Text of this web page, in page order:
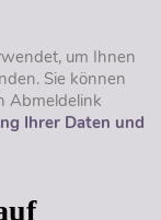
um Ihnen
Sie können
Abmeldelink
Ihrer Daten und